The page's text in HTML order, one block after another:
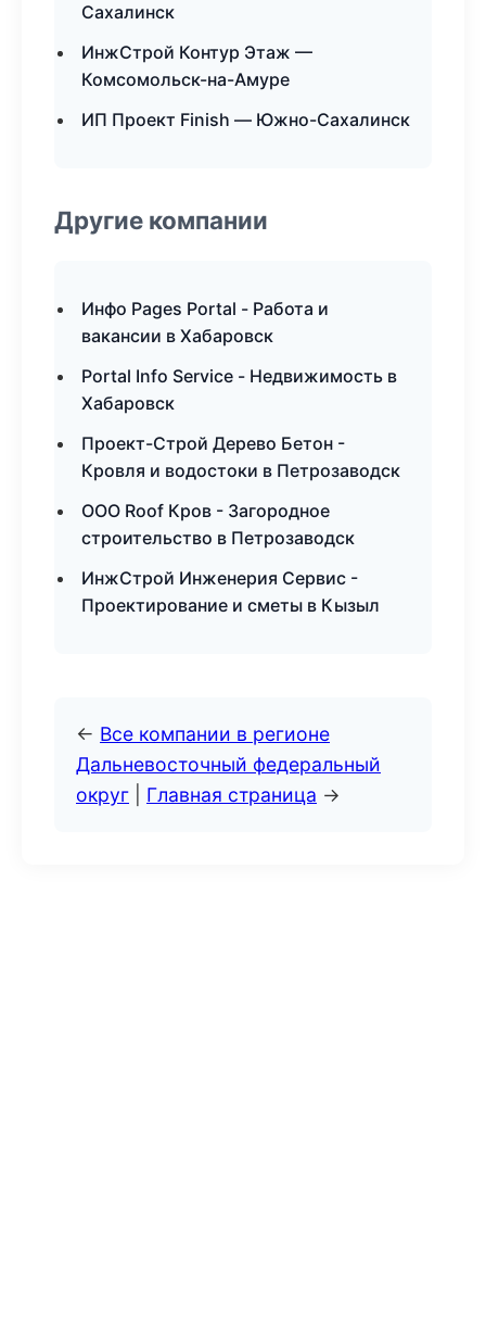
Сахалинск
ИнжСтрой Контур Этаж —
Комсомольск-на-Амуре
ИП Проект Finish — Южно-Сахалинск
Другие компании
Инфо Pages Portal - Работа и
вакансии в Хабаровск
Portal Info Service - Недвижимость в
Хабаровск
Проект-Строй Дерево Бетон -
Кровля и водостоки в Петрозаводск
ООО Roof Кров - Загородное
строительство в Петрозаводск
ИнжСтрой Инженерия Сервис -
Проектирование и сметы в Кызыл
← Все компании в регионе
Дальневосточный федеральный
округ
Главная страница →